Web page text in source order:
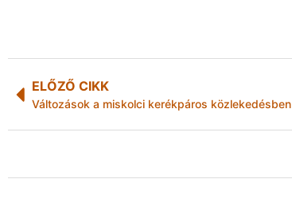
ELŐZŐ CIKK
Változások a miskolci kerékpáros közlekedésben